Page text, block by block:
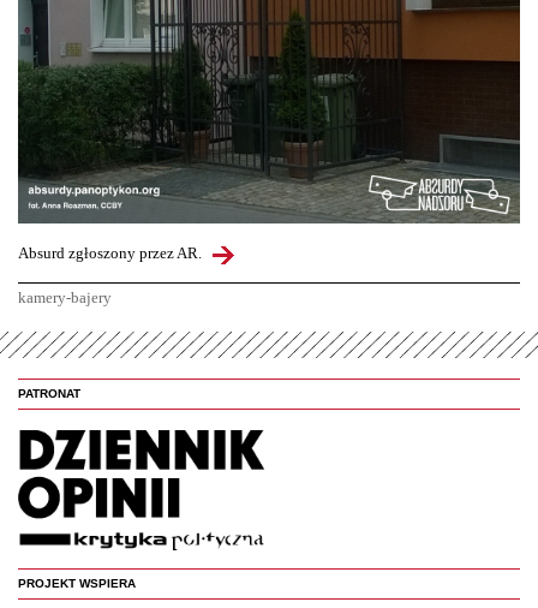
Absurd zgłoszony przez AR.
kamery-bajery
PATRONAT
PROJEKT WSPIERA